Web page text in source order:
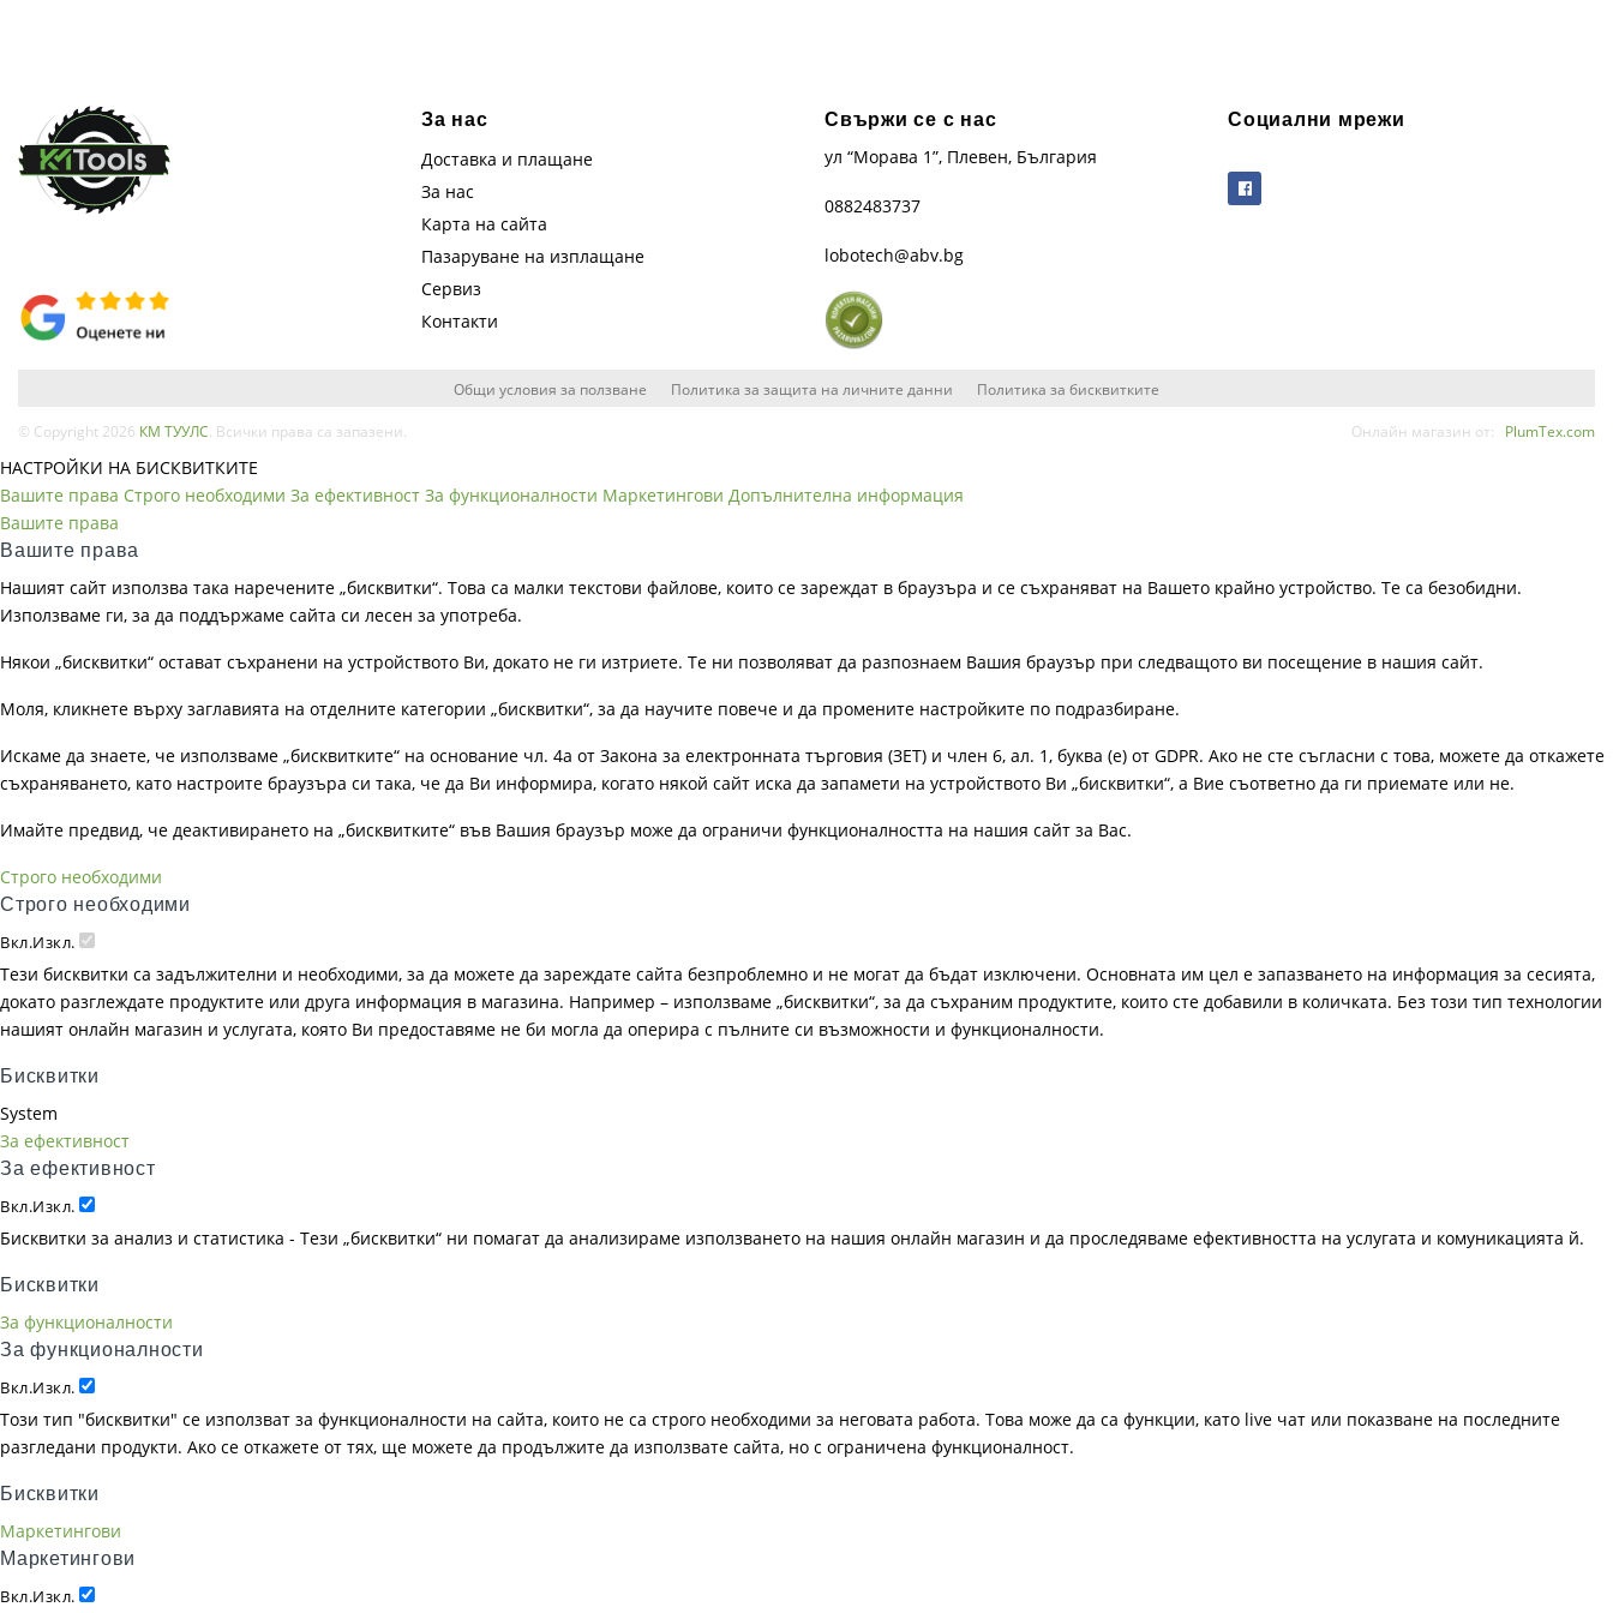
За нас
Доставка и плащане
За нас
Карта на сайта
Пазаруване на изплащане
Сервиз
Контакти
Свържи се с нас
ул “Морава 1”, Плевен, България
0882483737
lobotech@abv.bg
Социални мрежи
Общи условия за ползване Политика за защита на личните данни Политика за бисквитките
© Copyright 2026 КМ ТУУЛС . Всички права са запазени. Онлайн магазин от: PlumTex.com
НАСТРОЙКИ НА БИСКВИТКИТЕ
Вашите права Строго необходими За ефективност За функционалности Маркетингови Допълнителна информация
Вашите права
Вашите права
Нашият сайт използва така наречените „бисквитки“. Това са малки текстови файлове, които се зареждат в браузъра и се съхраняват на Вашето крайно устройство. Те са безобидни.
Използваме ги, за да поддържаме сайта си лесен за употреба.
Някои „бисквитки“ остават съхранени на устройството Ви, докато не ги изтриете. Те ни позволяват да разпознаем Вашия браузър при следващото ви посещение в нашия сайт.
Моля, кликнете върху заглавията на отделните категории „бисквитки“, за да научите повече и да промените настройките по подразбиране.
Искаме да знаете, че използваме „бисквитките“ на основание чл. 4а от Закона за електронната търговия (ЗЕТ) и член 6, ал. 1, буква (е) от GDPR. Ако не сте съгласни с това, можете да откажете
съхраняването, като настроите браузъра си така, че да Ви информира, когато някой сайт иска да запамети на устройството Ви „бисквитки“, а Вие съответно да ги приемате или не.
Имайте предвид, че деактивирането на „бисквитките“ във Вашия браузър може да ограничи функционалността на нашия сайт за Вас.
Строго необходими
Строго необходими
Вкл.Изкл.
Тези бисквитки са задължителни и необходими, за да можете да зареждате сайта безпроблемно и не могат да бъдат изключени. Основната им цел е запазването на информация за сесията,
докато разглеждате продуктите или друга информация в магазина. Например – използваме „бисквитки“, за да съхраним продуктите, които сте добавили в количката. Без този тип технологии
нашият онлайн магазин и услугата, която Ви предоставяме не би могла да оперира с пълните си възможности и функционалности.
Бисквитки
System
За ефективност
За ефективност
Вкл.Изкл.
Бисквитки за анализ и статистика - Тези „бисквитки“ ни помагат да анализираме използването на нашия онлайн магазин и да проследяваме ефективността на услугата и комуникацията й.
Бисквитки
За функционалности
За функционалности
Вкл.Изкл.
Този тип "бисквитки" се използват за функционалности на сайта, които не са строго необходими за неговата работа. Това може да са функции, като live чат или показване на последните
разгледани продукти. Ако се откажете от тях, ще можете да продължите да използвате сайта, но с ограничена функционалност.
Бисквитки
Маркетингови
Маркетингови
Вкл.Изкл.